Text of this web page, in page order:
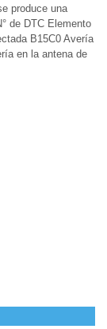
produce una
de DTC Elemento
B15C0 Avería
en la antena de